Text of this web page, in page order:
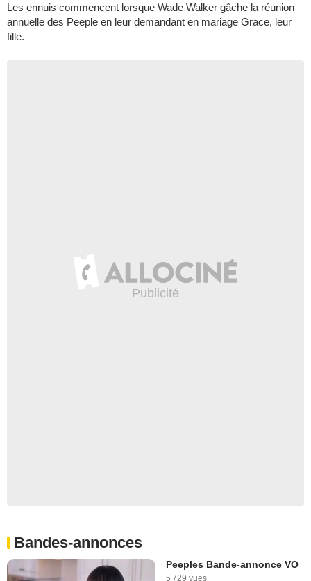
Les ennuis commencent lorsque Wade Walker gâche la réunion
annuelle des Peeple en leur demandant en mariage Grace, leur
fille.
Bandes-annonces
Peeples Bande-annonce VO
5 729 vues